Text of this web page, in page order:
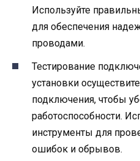
Используйте
для обеспечения
проводами.
Тестирование
установки
подключения, чтобы
работоспособности.
инструменты для
ошибок и обрывов.